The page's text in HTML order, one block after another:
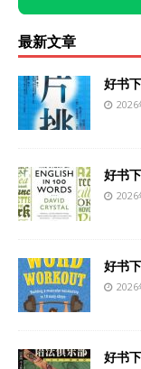
最新文章
好书
2026
好书
2026
好书
2026
好书